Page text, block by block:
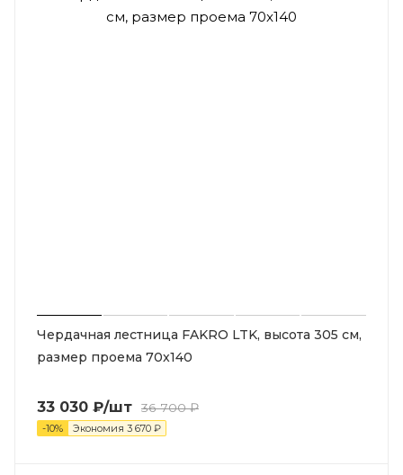
Чердачная лестница FAKRO LTK, высота 305 см,
размер проема 70x140
33 030 ₽/шт 36 700₽
-10% Экономия 3 670 ₽